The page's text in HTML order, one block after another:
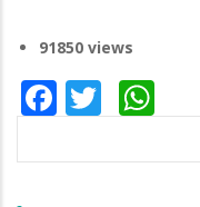
91850 views
Facebook